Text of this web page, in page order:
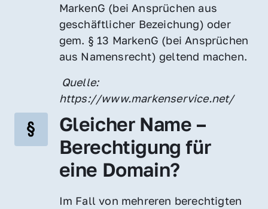
MarkenG (bei Ansprüchen aus
geschäftlicher Bezeichung) oder
gem. § 13 MarkenG (bei Ansprüchen
aus Namensrecht) geltend machen.
https://www.markenservice.net/
Gleicher Name –
Berechtigung für
eine Domain?
Im Fall von mehreren berechtigten